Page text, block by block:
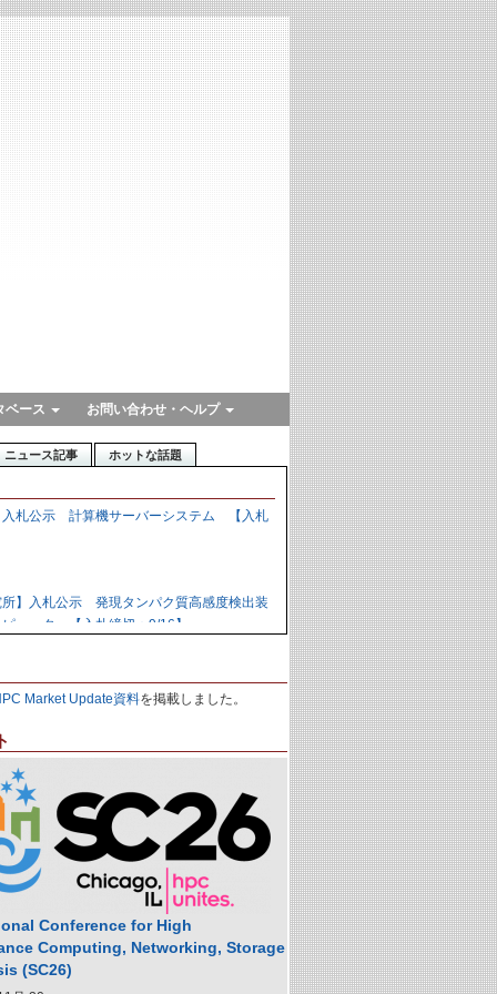
ベース お問い合わせ・ヘルプ
ニュース記事 ホットな話題
入札公示 計算機サーバーシステム 【入札
所】入札公示 発現タンパク質高感度検出装
ュータ 【入札締切：9/16】
究開発機構】資料招請 ＧＰＵ計算機シス
究開発機構】入札公示 炉心損傷解析用ク
の購入 【入札締切：9/29】
落札公示 人工知能用計算ノード 【株式会
円
Market Update資料を掲載しました。
Conference for High
Computing, Networking, Storage
(SC26)